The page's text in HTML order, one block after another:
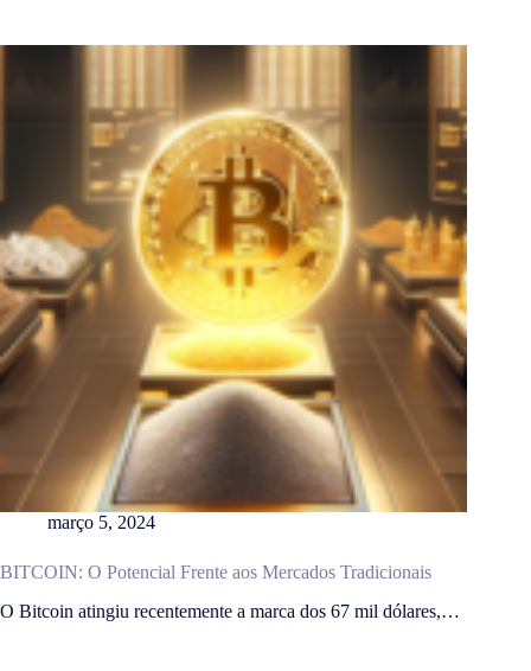
março 5, 2024
BITCOIN: O Potencial Frente aos Mercados Tradicionais
O Bitcoin atingiu recentemente a marca dos 67 mil dólares,…